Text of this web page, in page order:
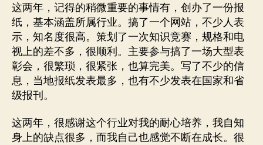
这两年，记得的稍微重要的事情有，创办了一份报
纸，基本涵盖所属行业。搞了一个网站，不少人表
示，知名度很高。策划了一次知识竞赛，规格和电
视上的差不多，很顺利。主要参与搞了一场大型表
彰会，很繁琐，很紧张，也算完美。写了不少的信
息，当地报纸发表最多，也有不少发表在国家和省
级报刊。
这两年，很感谢这个行业对我的耐心培养，我自知
身上的缺点很多，而我自己也感觉不断在成长。很